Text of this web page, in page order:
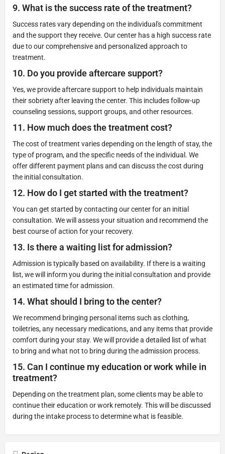
9. What is the success rate of the treatment?
Success rates vary depending on the individual's commitment
and the support they receive. Our center has a high success rate
due to our comprehensive and personalized approach to
treatment.
10. Do you provide aftercare support?
Yes, we provide aftercare support to help individuals maintain
their sobriety after leaving the center. This includes follow-up
counseling sessions, support groups, and other resources.
11. How much does the treatment cost?
The cost of treatment varies depending on the length of stay, the
type of program, and the specific needs of the individual. We
offer different payment plans and can discuss the cost during
the initial consultation.
12. How do I get started with the treatment?
You can get started by contacting our center for an initial
consultation. We will assess your situation and recommend the
best course of action for your recovery.
13. Is there a waiting list for admission?
Admission is typically based on availability. If there is a waiting
list, we will inform you during the initial consultation and provide
an estimated time for admission.
14. What should I bring to the center?
We recommend bringing personal items such as clothing,
toiletries, any necessary medications, and any items that provide
comfort during your stay. We will provide a detailed list of what
to bring and what not to bring during the admission process.
15. Can I continue my education or work while in
treatment?
Depending on the treatment plan, some clients may be able to
continue their education or work remotely. This will be discussed
during the intake process to determine what is feasible.